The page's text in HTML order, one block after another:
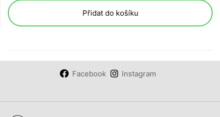
Přidat do košíku
Facebook Instagram